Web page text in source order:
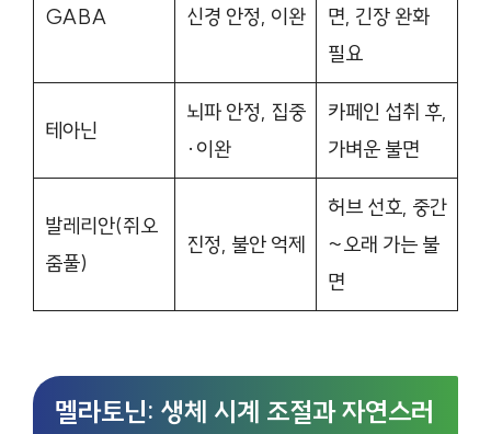
GABA 신경 안정, 이완
면, 긴장 완화
필요
테아닌
뇌파 안정, 집중
·이완
카페인 섭취 후,
가벼운 불면
발레리안(쥐오
줌풀)
진정, 불안 억제
허브 선호, 중간
~오래 가는 불
면
멜라토닌: 생체 시계 조절과 자연스러